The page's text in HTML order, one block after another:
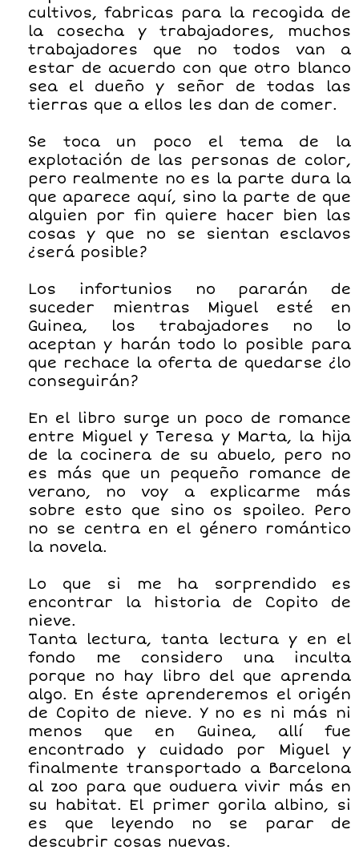
cultivos, fabricas para la recogida de
la cosecha y trabajadores, muchos
trabajadores que no todos van a
estar de acuerdo con que otro blanco
sea el dueño y señor de todas las
tierras que a ellos les dan de comer.
Se toca un poco el tema de la
explotación de las personas de color,
pero realmente no es la parte dura la
que aparece aquí, sino la parte de que
alguien por fin quiere hacer bien las
cosas y que no se sientan esclavos
¿será posible?
Los infortunios no pararán de
suceder mientras Miguel esté en
Guinea, los trabajadores no lo
aceptan y harán todo lo posible para
que rechace la oferta de quedarse ¿lo
conseguirán?
En el libro surge un poco de romance
entre Miguel y Teresa y Marta, la hija
de la cocinera de su abuelo, pero no
es más que un pequeño romance de
verano, no voy a explicarme más
sobre esto que sino os spoileo. Pero
no se centra en el género romántico
la novela.
Lo que si me ha sorprendido es
encontrar la historia de Copito de
nieve.
Tanta lectura, tanta lectura y en el
fondo me considero una inculta
porque no hay libro del que aprenda
algo. En éste aprenderemos el origén
de Copito de nieve. Y no es ni más ni
menos que en Guinea, allí fue
encontrado y cuidado por Miguel y
finalmente transportado a Barcelona
al zoo para que ouduera vivir más en
su habitat. El primer gorila albino, si
es que leyendo no se parar de
descubrir cosas nuevas.